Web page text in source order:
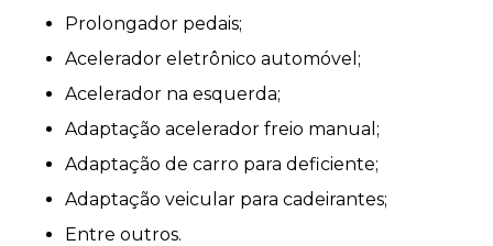
prolongador pedais;
acelerador eletrônico automóvel;
acelerador na esquerda;
adaptação acelerador freio manual;
adaptação de carro para deficiente;
adaptação veicular para cadeirantes;
entre outros.